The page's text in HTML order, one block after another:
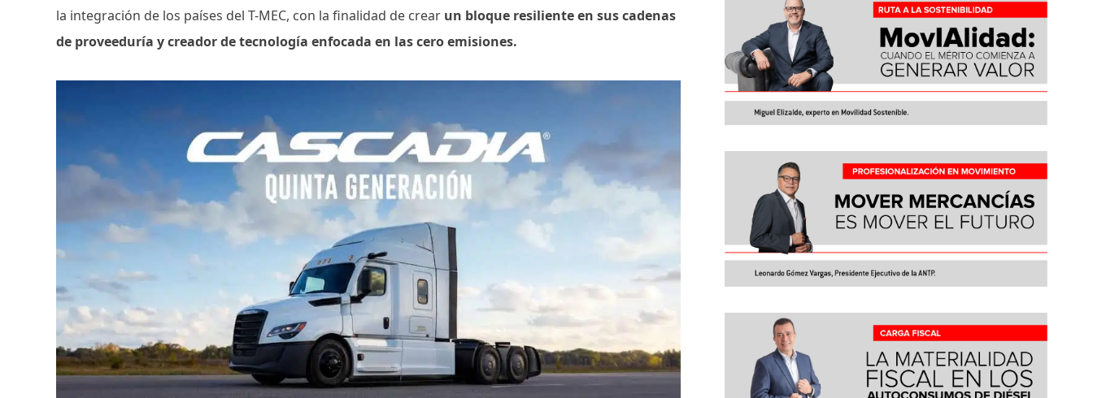
la integración de los países del T-MEC, con la finalidad de crear un bloque resiliente en sus cadenas
de proveeduría y creador de tecnología enfocada en las cero emisiones.